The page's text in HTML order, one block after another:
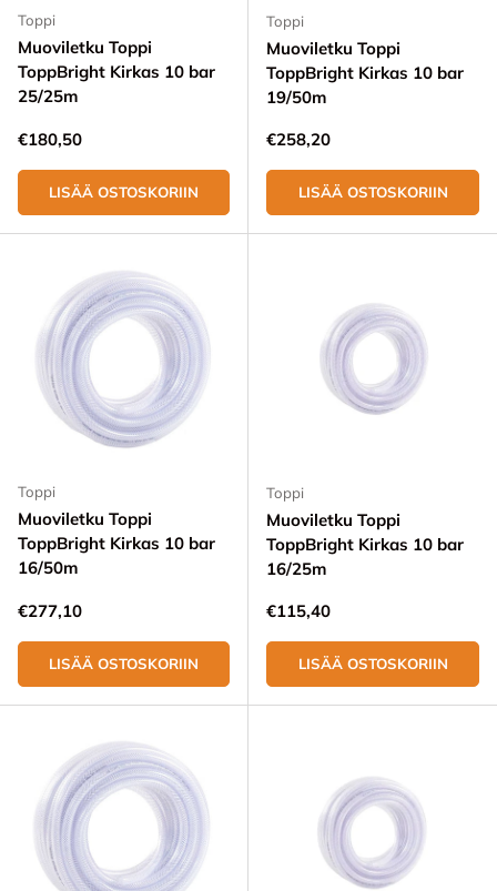
Toppi
Muoviletku Toppi
ToppBright Kirkas 10 bar
25/25m
Normaali hinta
€180,50
LISÄÄ OSTOSKORIIN
Toppi
Muoviletku Toppi
ToppBright Kirkas 10 bar
19/50m
Normaali hinta
€258,20
LISÄÄ OSTOSKORIIN
Toppi
Muoviletku Toppi
ToppBright Kirkas 10 bar
16/50m
Normaali hinta
€277,10
LISÄÄ OSTOSKORIIN
Toppi
Muoviletku Toppi
ToppBright Kirkas 10 bar
16/25m
Normaali hinta
€115,40
LISÄÄ OSTOSKORIIN